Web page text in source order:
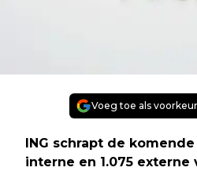
Voeg toe als
ING schrapt de
interne en 1.075